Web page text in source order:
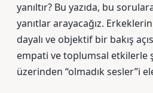
yanıltır? Bu yazıda, bu
yanıtlar arayacağız.
dayalı ve objektif bir bakış
empati ve toplumsal etkilerle
üzerinden “olmadık sesler”i